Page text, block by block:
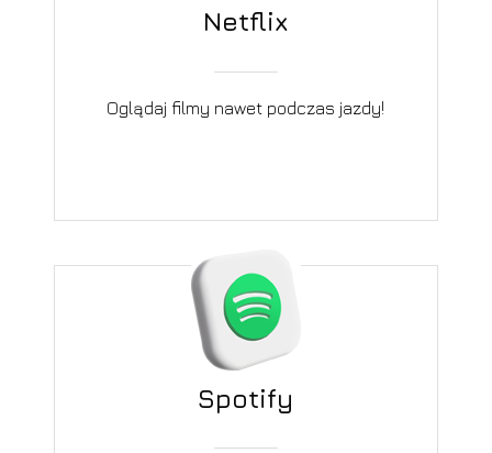
Netflix
Oglądaj filmy nawet podczas jazdy!
Spotify